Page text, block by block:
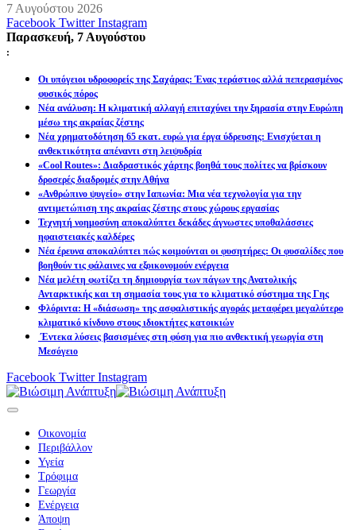
7 Αυγούστου 2026
Facebook Twitter Instagram
Παρασκευή, 7 Αυγούστου
:
Οι υπόγειοι υδροφορείς της Σαχάρας: Ένας τεράστιος αλλά πεπερασμένος
φυσικός πόρος
Νέα ανάλυση: Η κλιματική αλλαγή επιταχύνει την ξηρασία στην Ευρώπη
μέσω της ακραίας ζέστης
Νέα χρηματοδότηση 65 εκατ. ευρώ για έργα ύδρευσης: Ενισχύεται η
ανθεκτικότητα απέναντι στη λειψυδρία
«Cool Routes»: Διαδραστικός χάρτης βοηθά τους πολίτες να βρίσκουν
δροσερές διαδρομές στην Αθήνα
«Ανθρώπινο ψυγείο» στην Ιαπωνία: Μια νέα τεχνολογία για την
αντιμετώπιση της ακραίας ζέστης στους χώρους εργασίας
Τεχνητή νοημοσύνη αποκαλύπτει δεκάδες άγνωστες υποθαλάσσιες
ηφαιστειακές καλδέρες
Νέα έρευνα αποκαλύπτει πώς κοιμούνται οι φυσητήρες: Οι φυσαλίδες που
βοηθούν τις φάλαινες να εξοικονομούν ενέργεια
Νέα μελέτη φωτίζει τη δημιουργία των πάγων της Ανατολικής
Ανταρκτικής και τη σημασία τους για το κλιματικό σύστημα της Γης
Φλόριντα: Η «διάσωση» της ασφαλιστικής αγοράς μεταφέρει μεγαλύτερο
κλιματικό κίνδυνο στους ιδιοκτήτες κατοικιών
Έντεκα λύσεις βασισμένες στη φύση για πιο ανθεκτική γεωργία στη
Μεσόγειο
Facebook Twitter Instagram
Οικονομία
Περιβάλλον
Υγεία
Τρόφιμα
Γεωργία
Ενέργεια
Άποψη